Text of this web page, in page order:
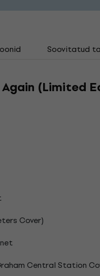
Soovitatud
(Limited
Cover)
Central Station